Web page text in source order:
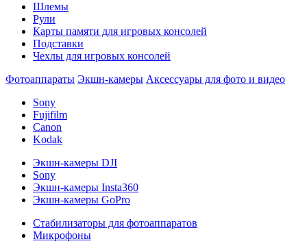
Шлемы
Рули
Карты памяти для игровых консолей
Подставки
Чехлы для игровых консолей
Фотоаппараты Экшн-камеры Аксессуары для фото и видео
Sony
Fujifilm
Canon
Kodak
Экшн-камеры DJI
Sony
Экшн-камеры Insta360
Экшн-камеры GoPro
Стабилизаторы для фотоаппаратов
Микрофоны